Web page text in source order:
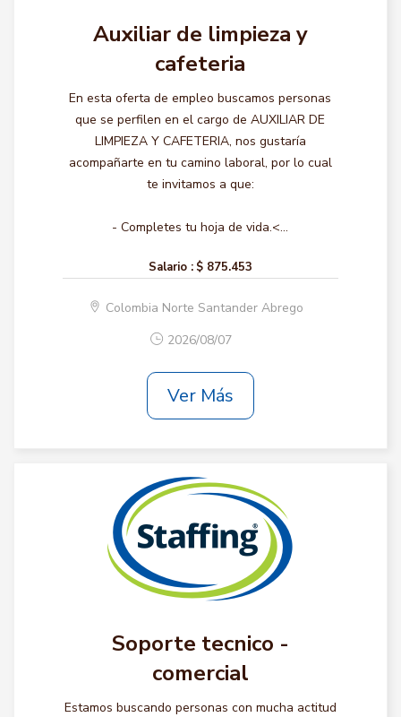
Auxiliar de limpieza y
cafeteria
En esta oferta de empleo buscamos personas
que se perfilen en el cargo de AUXILIAR DE
LIMPIEZA Y CAFETERIA, nos gustaría
acompañarte en tu camino laboral, por lo cual
te invitamos a que:
- Completes tu hoja de vida.<...
Salario : $ 875.453
Colombia Norte Santander Abrego
2026/08/07
Ver Más
Soporte tecnico -
comercial
Estamos buscando personas con mucha actitud